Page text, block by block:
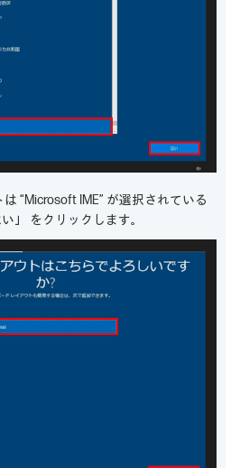
“Microsoft IME” が選択されている
」 をクリックします。